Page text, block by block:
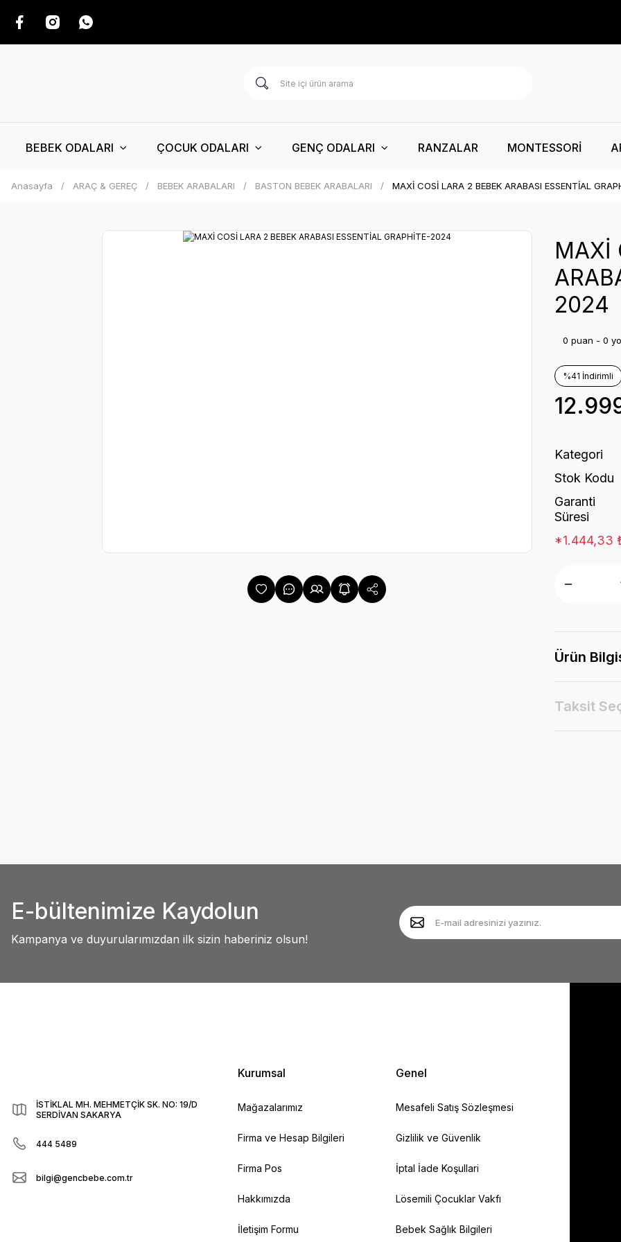
BEBEK ODALARI ÇOCUK ODALARI GENÇ ODALARI RANZALAR MONTESSORİ
Anasayfa ARAÇ & GEREÇ BEBEK ARABALARI BASTON BEBEK ARABALARI MAXİ COSİ LARA 2 BEBEK ARABASI ESSENTİAL
MAXİ
2024
0 puan - 0
%41 İndirimli
Kategori
Stok Kodu
Garanti
Süresi
*1.444,33
Ürün
Taksit
E-bültenimize Kaydolun
Kampanya ve duyurularımızdan ilk sizin haberiniz olsun!
İSTİKLAL MH. MEHMETÇİK SK. NO: 19/D
SERDİVAN SAKARYA
444 5489
bilgi@gencbebe.com.tr
Kurumsal
Mağazalarımız
Firma ve Hesap Bilgileri
Firma Pos
Hakkımızda
İletişim Formu
Genel
Mesafeli Satış Sözleşmesi
Gizlilik ve Güvenlik
İptal İade Koşullari
Lösemili Çocuklar Vakfı
Bebek Sağlık Bilgileri